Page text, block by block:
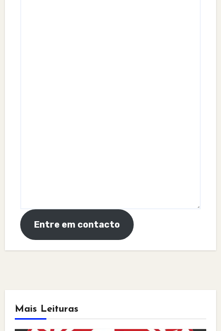
Entre em contacto
Mais Leituras